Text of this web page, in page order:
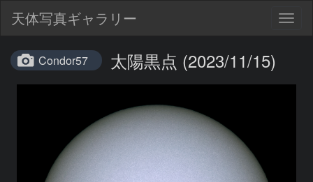
天体写真ギャラリー
Condor57 太陽黒点 (2023/11/15)